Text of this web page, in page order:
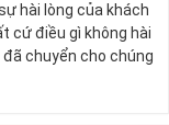
hài lòng của khách
cứ điều gì không hài
đã chuyển cho chúng